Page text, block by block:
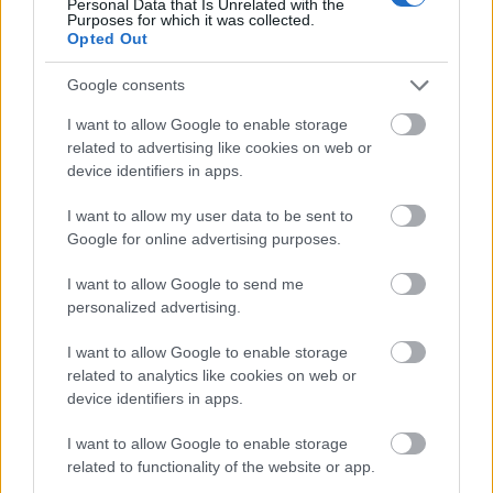
Personal Data that Is Unrelated with the
Purposes for which it was collected.
Opted Out
Google consents
I want to allow Google to enable storage
related to advertising like cookies on web or
device identifiers in apps.
I want to allow my user data to be sent to
Google for online advertising purposes.
I want to allow Google to send me
personalized advertising.
I want to allow Google to enable storage
related to analytics like cookies on web or
device identifiers in apps.
I want to allow Google to enable storage
related to functionality of the website or app.
Ez a legrosszabb tulajdonságod a
csillagjegyed szerint
Bak (12. 22-01. 20.)Megkívánhatod üzletfeledet,
szenvedély, akkor okos dolognak tartod anyagi-
gyakorlati okból társat választani.
kapcsolatban mindketten mondhattok nemet; lehet,
hogy délelőtt a párod dominál, neked viszont céges